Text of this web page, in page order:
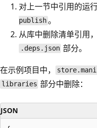
对上一节中引用的运
publish。
从库中删除清单引用
.deps.json 部分。
在示例项目中，
libraries 部分中删除：
JSON